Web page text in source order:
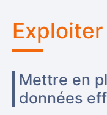
Mettre en
données